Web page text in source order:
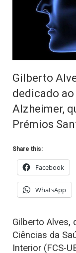
Gilberto
dedicado
Alzheimer,
Prémios
Share this:
Facebook
WhatsApp
Gilberto Alves,
Ciências da
Interior (FCS-